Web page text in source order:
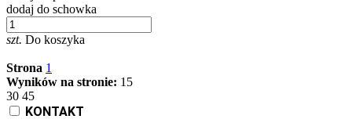
dodaj do schowka
szt. Do koszyka
Strona 1
Wyników na stronie: 15
30 45
KONTAKT